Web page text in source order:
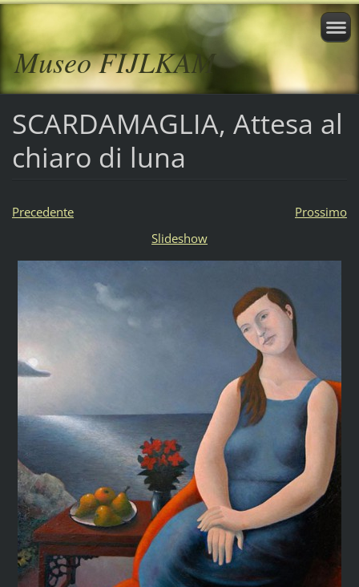
Museo FIJLKAM
SCARDAMAGLIA, Attesa al
chiaro di luna
Precedente
Prossimo
Slideshow